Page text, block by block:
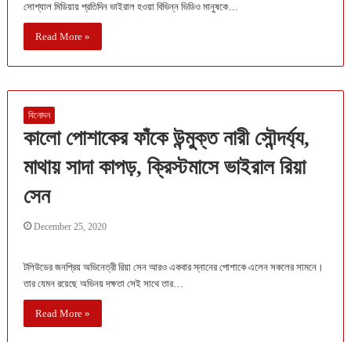
সোশ্যাল মিডিয়ায় প্রতিদিন ভাইরাল হওয়া বিভিন্ন ভিডিও মানুষকে…
Read More »
বিনোদন
কালো পোশাকের ফাঁকে উন্মুক্ত নারী সৌন্দর্য্য,
মাথায় সাদা কাপড়, ক্রিস্টমাসে ভাইরাল রিয়া
সেন
December 25, 2020
টলিউডের জনপ্রিয় অভিনেত্রী রিয়া সেন আরও একবার স্নানের পোশাকে এলেন সকলের সামনে।
তার যেমন রয়েছে অভিনয় দক্ষতা সেই সাথে তার…
Read More »